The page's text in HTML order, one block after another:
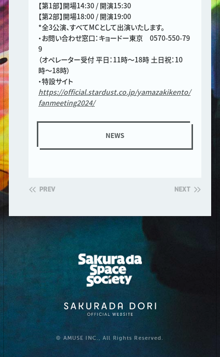
【第1部】開場14:30 / 開演15:30
【第2部】開場18:00 / 開演19:00
*全3公演、すべてMCとして出演いたします。
・お問い合わせ窓口：キョードー東京 0570-550-79
9
（オペレーター受付 平日：11時〜18時 土日祝：10
時〜18時）
・特設サイト
https://official.stardust.co.jp/yamazakikento/
fanmeeting2024/
NEWS
PREV NEXT
© AMUSE INC., All Rights Reserved.